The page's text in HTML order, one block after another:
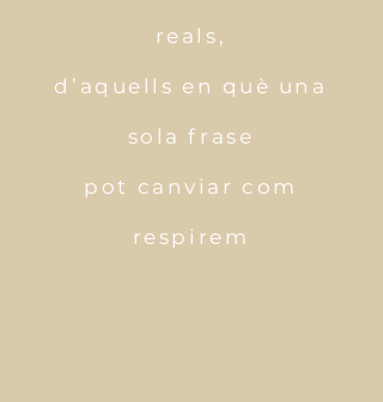
reals,
d’aquells en què una
sola frase
pot canviar com
respirem